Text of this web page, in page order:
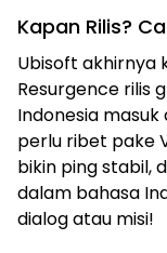
Kapan Rilis?
Ubisoft akhirnya
Resurgence rilis
Indonesia
perlu ribet pake
bikin ping stabil,
dalam bahasa
dialog atau misi!